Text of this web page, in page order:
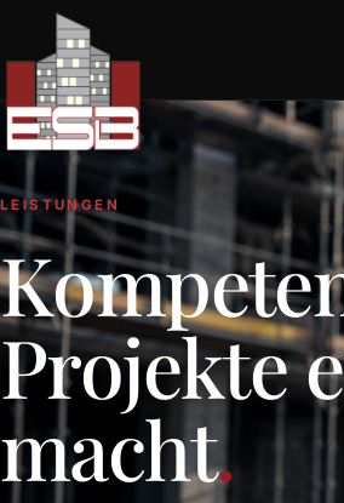
LEISTUNGEN
Projekte
macht.